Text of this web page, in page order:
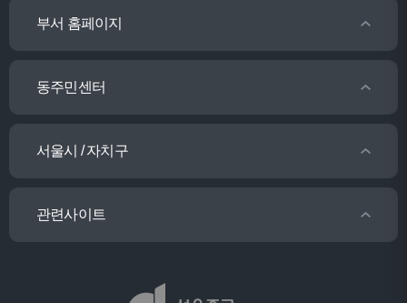
부서 홈페이지
동주민센터
서울시 / 자치구
관련사이트